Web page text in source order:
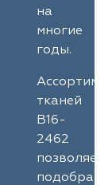
на
многие
годы.
тканей
B16-
2462
позволяет
подобрать